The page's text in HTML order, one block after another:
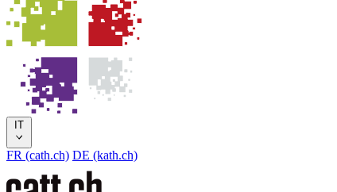
IT
FR (cath.ch) DE (kath.ch)